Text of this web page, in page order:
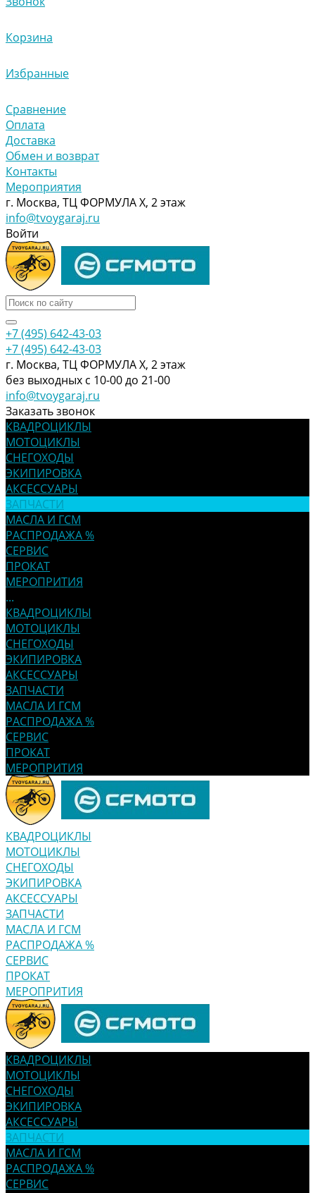
Корзина
Избранные
Сравнение
Оплата
Доставка
Обмен и возврат
Контакты
Мероприятия
г. Москва, ТЦ ФОРМУЛА Х, 2 этаж
info@tvoygaraj.ru
Войти
+7 (495) 642-43-03
+7 (495) 642-43-03
г. Москва, ТЦ ФОРМУЛА Х, 2 этаж
без выходных с 10-00 до 21-00
info@tvoygaraj.ru
Заказать звонок
КВАДРОЦИКЛЫ
МОТОЦИКЛЫ
СНЕГОХОДЫ
ЭКИПИРОВКА
АКСЕССУАРЫ
ЗАПЧАСТИ
МАСЛА И ГСМ
РАСПРОДАЖА %
СЕРВИС
ПРОКАТ
МЕРОПРИТИЯ
...
КВАДРОЦИКЛЫ
МОТОЦИКЛЫ
СНЕГОХОДЫ
ЭКИПИРОВКА
АКСЕССУАРЫ
ЗАПЧАСТИ
МАСЛА И ГСМ
РАСПРОДАЖА %
СЕРВИС
ПРОКАТ
МЕРОПРИТИЯ
КВАДРОЦИКЛЫ
МОТОЦИКЛЫ
СНЕГОХОДЫ
ЭКИПИРОВКА
АКСЕССУАРЫ
ЗАПЧАСТИ
МАСЛА И ГСМ
РАСПРОДАЖА %
СЕРВИС
ПРОКАТ
МЕРОПРИТИЯ
КВАДРОЦИКЛЫ
МОТОЦИКЛЫ
СНЕГОХОДЫ
ЭКИПИРОВКА
АКСЕССУАРЫ
ЗАПЧАСТИ
МАСЛА И ГСМ
РАСПРОДАЖА %
СЕРВИС